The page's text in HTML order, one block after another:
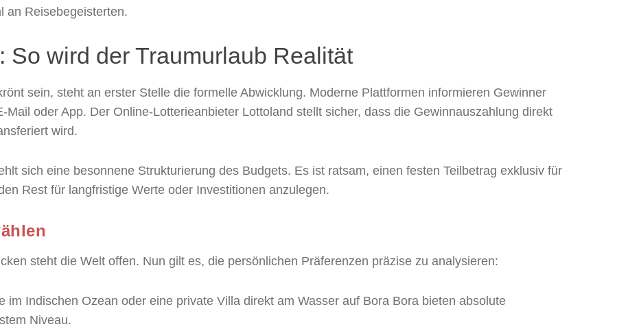
an Reisebegeisterten.
So wird der Traumurlaub Realität
sein, steht an erster Stelle die formelle Abwicklung. Moderne Plattformen informieren Gewinner
oder App. Der Online-Lotterieanbieter Lottoland stellt sicher, dass die Gewinnauszahlung direkt
wird.
sich eine besonnene Strukturierung des Budgets. Es ist ratsam, einen festen Teilbetrag exklusiv für
Rest für langfristige Werte oder Investitionen anzulegen.
steht die Welt offen. Nun gilt es, die persönlichen Präferenzen präzise zu analysieren:
im Indischen Ozean oder eine private Villa direkt am Wasser auf Bora Bora bieten absolute
Niveau.